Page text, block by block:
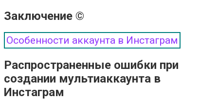
Заключение ©
Особенности аккаунта в Инстаграм
Распространенные ошибки при
создании мультиаккаунта в
Инстаграм